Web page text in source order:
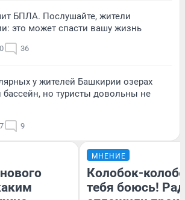
БПЛА. Послушайте, жители
это может спасти вашу жизнь
36
у жителей Башкирии озерах
бассейн, но туристы довольны не
9
МНЕНИЕ
Колобок-
тебя боюсь!